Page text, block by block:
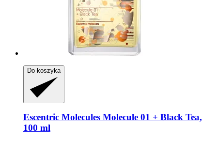
Do koszyka
Escentric Molecules Molecule 01 + Black Tea,
100 ml